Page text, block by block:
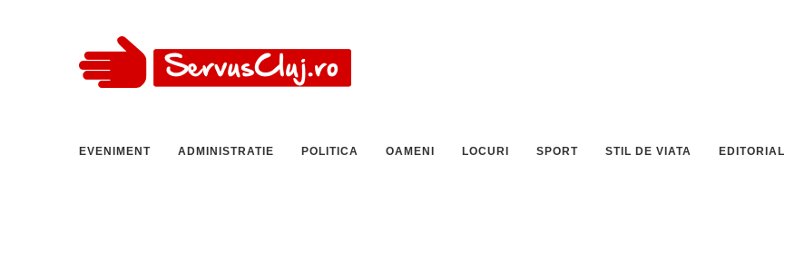
EVENIMENT ADMINISTRATIE POLITICA OAMENI LOCURI SPORT STIL DE VIATA EDITORIAL